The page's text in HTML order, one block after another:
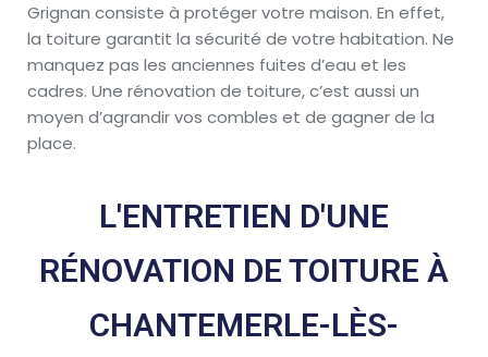
Grignan consiste à protéger votre maison. En effet,
la toiture garantit la sécurité de votre habitation. Ne
manquez pas les anciennes fuites d’eau et les
cadres. Une rénovation de toiture, c’est aussi un
moyen d’agrandir vos combles et de gagner de la
place.
L'ENTRETIEN D'UNE
RÉNOVATION DE TOITURE À
CHANTEMERLE-LÈS-